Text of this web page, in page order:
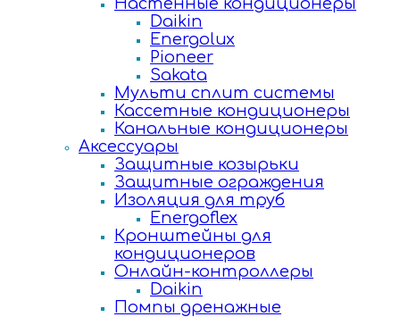
Настенные кондиционеры
Daikin
Energolux
Pioneer
Sakata
Мульти сплит системы
Кассетные кондиционеры
Канальные кондиционеры
Аксессуары
Защитные козырьки
Защитные ограждения
Изоляция для труб
Energoflex
Кронштейны для
кондиционеров
Онлайн-контроллеры
Daikin
Помпы дренажные